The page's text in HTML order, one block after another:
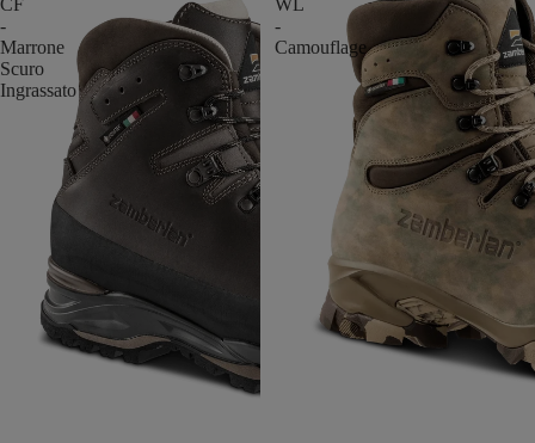
CF
-
Marrone
Scuro
Ingrassato
WL
-
Camouflage